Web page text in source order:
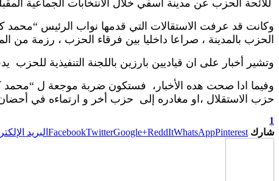
للائحة الحزب عن مدينة أسفي خلال الانتخابات الجماعية
وكانت قد عرفت الاستقالات التي قدمها نواب الرئيس “محمد
الحزب بالمدينة ، صراعا داخليا بين فرقاء الحزب ، رزمة من
وتشير أخبار على ان قياديين بارزين باللجنة التنفيذية للحزب
وفيما ادا صحت هده الأخبار، فستكون ضربة موجعة ل “محمد
حزب الاستقلال ،او مغادره إلى حزب أخر و ارتماءه في
1
شارك
FacebookTwitterGoogle+ReddItWhatsAppPinterest البريد